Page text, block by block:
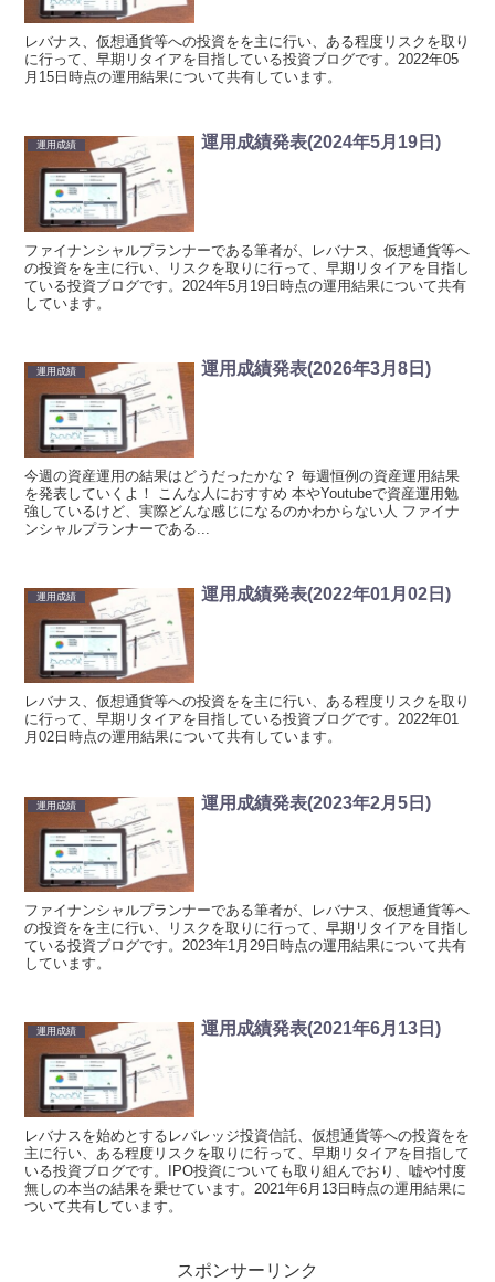
レバナス、仮想通貨等への投資をを主に行い、ある程度リスクを取り
に行って、早期リタイアを目指している投資ブログです。2022年05
月15日時点の運用結果について共有しています。
運用成績 運用成績発表(2024年5月19日)
ファイナンシャルプランナーである筆者が、レバナス、仮想通貨等へ
の投資をを主に行い、リスクを取りに行って、早期リタイアを目指し
ている投資ブログです。2024年5月19日時点の運用結果について共有
しています。
運用成績 運用成績発表(2026年3月8日)
今週の資産運用の結果はどうだったかな？ 毎週恒例の資産運用結果
を発表していくよ！ こんな人におすすめ 本やYoutubeで資産運用勉
強しているけど、実際どんな感じになるのかわからない人 ファイナ
ンシャルプランナーである...
運用成績 運用成績発表(2022年01月02日)
レバナス、仮想通貨等への投資をを主に行い、ある程度リスクを取り
に行って、早期リタイアを目指している投資ブログです。2022年01
月02日時点の運用結果について共有しています。
運用成績 運用成績発表(2023年2月5日)
ファイナンシャルプランナーである筆者が、レバナス、仮想通貨等へ
の投資をを主に行い、リスクを取りに行って、早期リタイアを目指し
ている投資ブログです。2023年1月29日時点の運用結果について共有
しています。
運用成績 運用成績発表(2021年6月13日)
レバナスを始めとするレバレッジ投資信託、仮想通貨等への投資をを
主に行い、ある程度リスクを取りに行って、早期リタイアを目指して
いる投資ブログです。IPO投資についても取り組んでおり、嘘や忖度
無しの本当の結果を乗せています。2021年6月13日時点の運用結果に
ついて共有しています。
スポンサーリンク